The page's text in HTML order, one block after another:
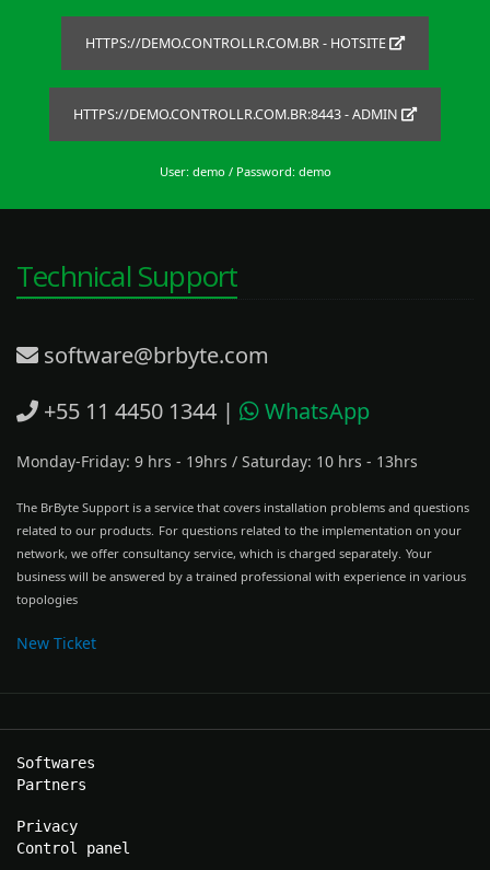
HTTPS://DEMO.CONTROLLR.COM.BR - HOTSITE
HTTPS://DEMO.CONTROLLR.COM.BR:8443 - ADMIN
User: demo / Password: demo
Technical Support
software@brbyte.com
+55 11 4450 1344 | WhatsApp
Monday-Friday: 9 hrs - 19hrs / Saturday: 10 hrs - 13hrs
The BrByte Support is a service that covers installation problems and questions
related to our products. For questions related to the implementation on your
network, we offer consultancy service, which is charged separately. Your
business will be answered by a trained professional with experience in various
topologies
New Ticket
Softwares
Partners
Privacy
Control panel